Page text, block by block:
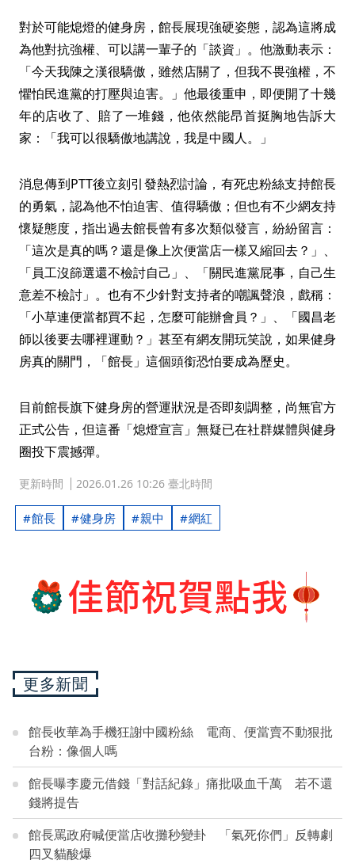
對於可能熄燈的健身房，館長展現強硬姿態，認為這將成
為他對抗強權、可以講一輩子的「談資」。他激動表示：
「今天我陳之漢很驕傲，雖然店關了，但我不畏強權，不
懼怕民進黨的打壓與迫害。」他最後重申，即便開了十幾
年的店收了、賠了一堆錢，他依然能昂首挺胸地告訴大
家：「我可以很驕傲地講說，我是中國人。」
消息傳到PTT後立刻引發熱烈討論，有死忠粉絲支持館長
的勇氣，認為他不怕迫害、值得驕傲；但也有不少網友持
懷疑態度，指出過去館長曾有多次類似發言，紛紛留言：
「這次是真的嗎？還是像上次便當店一樣又縮回去？」、
「員工沒篩選還不檢討自己」、「關民進黨屁事，自己生
意差不檢討」。也有不少針對支持者的嘲諷聲浪，戲稱：
「小草連便當都買不起，怎麼可能辦會員？」、「國昌老
師以後要去哪裡運動？」甚至有網友開玩笑說，如果健身
房真的關門，「館長」這個頭銜恐怕要成為歷史。
目前館長旗下健身房的營運狀況是否即刻調整，尚無官方
正式公告，但這番「熄燈宣言」無疑已在社群媒體與健身
圈投下震撼彈。
更新時間 2026.01.26 10:26 臺北時間
館長 健身房 親中 網紅
更多新聞
館長收華為手機狂謝中國粉絲 電商、便當賣不動狠批
台粉：像個人嗎
館長曝李慶元借錢「對話紀錄」痛批吸血千萬 若不還
錢將提告
館長罵政府喊便當店收攤秒變卦 「氣死你們」反轉劇
四叉貓酸爆